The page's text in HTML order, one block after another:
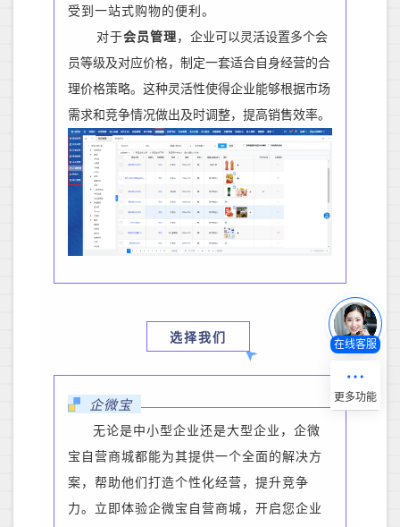
受到一站式购物的便利。
对于会员管理 ， 企业可以灵活设置多个会
员等级及对应价格，制定一套适合自身经营的合
理价格策略。这种灵活性使得企业能够根据市场
需求和竞争情况做出及时调整，提高销售效率。
选择我们
企微宝
无论是中小型企业还是大型企业，企微
宝自营商城都能为其提供一个全面的解决方
案，帮助他们打造个性化经营，提升竞争
力。立即体验企微宝自营商城，开启您企业
在线客服